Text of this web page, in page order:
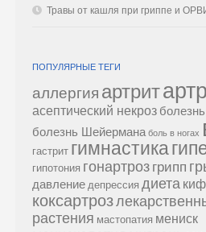
Травы от кашля при гриппе и
ПОПУЛЯРНЫЕ ТЕГИ
аллергия артрит
асептический некроз
болезнь Шейермана боль в ногах
гастрит гимнастика
гипотония гонартроз грипп
давление депрессия диета
коксартроз
растения мастопатия мениск